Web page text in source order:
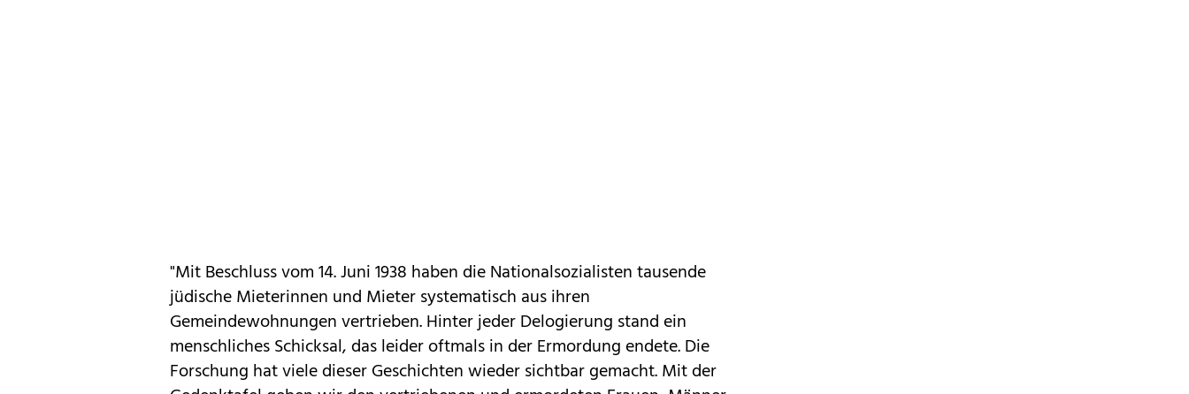
"Mit Beschluss vom 14. Juni 1938 haben die Nationalsozialisten tausende
jüdische Mieterinnen und Mieter systematisch aus ihren
Gemeindewohnungen vertrieben. Hinter jeder Delogierung stand ein
menschliches Schicksal, das leider oftmals in der Ermordung endete. Die
Forschung hat viele dieser Geschichten wieder sichtbar gemacht. Mit der